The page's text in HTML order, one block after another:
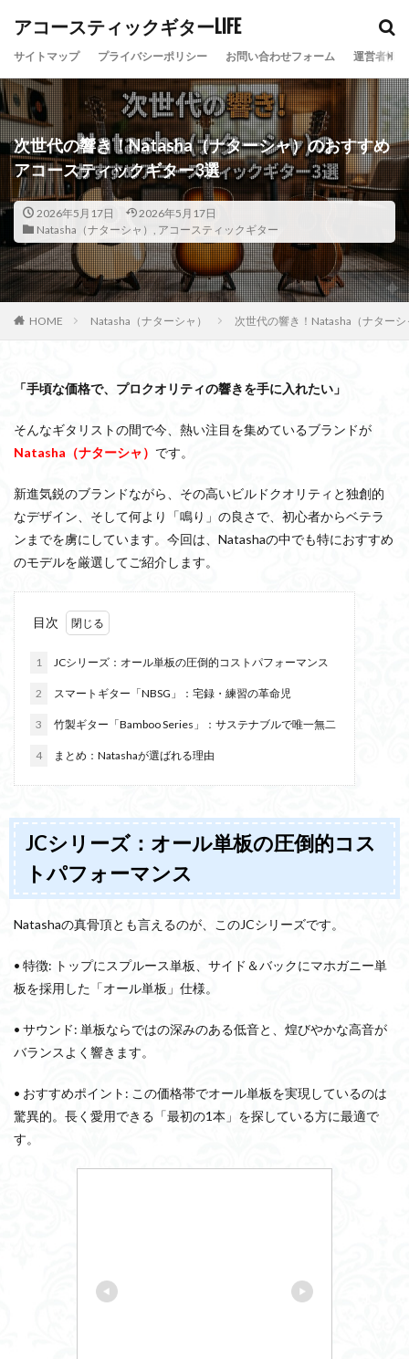
アコースティックギターLIFE
サイトマップ プライバシーポリシー お問い合わせフォーム 運営者情報
次世代の響き！Natasha（ナターシャ）のおすすめ
アコースティックギター3選
2026年5月17日
2026年5月17日
Natasha（ナターシャ） , アコースティックギター
HOME Natasha（ナターシャ） 次世代の響き！Natasha（ナター
「手頃な価格で、プロクオリティの響きを手に入れたい」
そんなギタリストの間で今、熱い注目を集めているブランドが
Natasha（ナターシャ） です。
新進気鋭のブランドながら、その高いビルドクオリティと独創的
なデザイン、そして何より「鳴り」の良さで、初心者からベテラ
ンまでを虜にしています。今回は、Natashaの中でも特におすすめ
のモデルを厳選してご紹介します。
目次
1 JCシリーズ：オール単板の圧倒的コストパフォーマンス
2 スマートギター「NBSG」：宅録・練習の革命児
3 竹製ギター「Bamboo Series」：サステナブルで唯一無二
4 まとめ：Natashaが選ばれる理由
JCシリーズ：オール単板の圧倒的コス
トパフォーマンス
Natashaの真骨頂とも言えるのが、このJCシリーズです。
• 特徴: トップにスプルース単板、サイド＆バックにマホガニー単
板を採用した「オール単板」仕様。
• サウンド: 単板ならではの深みのある低音と、煌びやかな高音が
バランスよく響きます。
• おすすめポイント: この価格帯でオール単板を実現しているのは
驚異的。長く愛用できる「最初の1本」を探している方に最適で
す。
検索